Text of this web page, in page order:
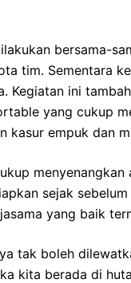
bersama-
tim. Sementara
Kegiatan ini
yang cukup
kasur empuk dan
sejak
yang baik
tak boleh
kita berada di